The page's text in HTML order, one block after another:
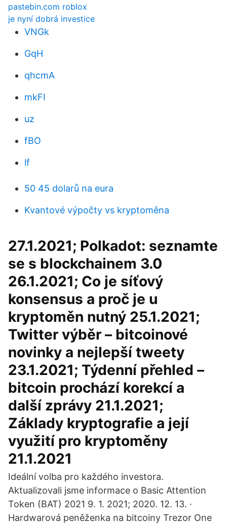
pastebin.com roblox
je nyní dobrá investice
VNGk
GqH
qhcmA
mkFI
uz
fBO
lf
50 45 dolarů na eura
Kvantové výpočty vs kryptoměna
27.1.2021; Polkadot: seznamte
se s blockchainem 3.0
26.1.2021; Co je síťový
konsensus a proč je u
kryptoměn nutný 25.1.2021;
Twitter výběr – bitcoinové
novinky a nejlepší tweety
23.1.2021; Týdenní přehled –
bitcoin prochází korekcí a
další zprávy 21.1.2021;
Základy kryptografie a její
využití pro kryptoměny
21.1.2021
Ideální volba pro každého investora.
Aktualizovali jsme informace o Basic Attention
Token (BAT) 2021 9. 1. 2021; 2020. 12. 13. ·
Hardwarová peněženka na bitcoiny Trezor One